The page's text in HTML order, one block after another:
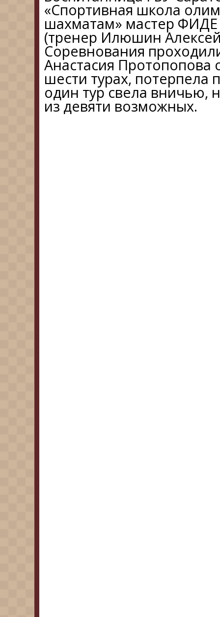
«Спортивная школа
шахматам» мастер ФИДЕ
(тренер Илюшин
Соревнования
Анастасия Протопопова
шести турах, потерпела
один тур свела вничью,
из девяти возможных.